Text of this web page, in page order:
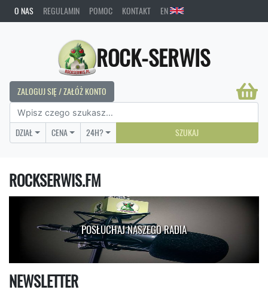
O NAS REGULAMIN POMOC KONTAKT EN
ROCK-SERWIS
ZALOGUJ SIĘ / ZAŁÓŻ KONTO
DZIAŁ CENA 24H? SZUKAJ
ROCKSERWIS.FM
POSŁUCHAJ NASZEGO RADIA
NEWSLETTER